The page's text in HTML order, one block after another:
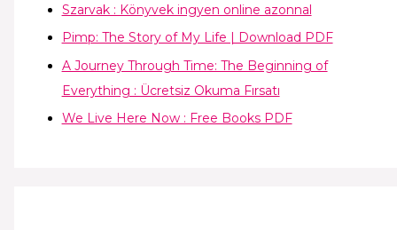
Szarvak : Könyvek ingyen online azonnal
Pimp: The Story of My Life | Download PDF
A Journey Through Time: The Beginning of
Everything : Ücretsiz Okuma Fırsatı
We Live Here Now : Free Books PDF